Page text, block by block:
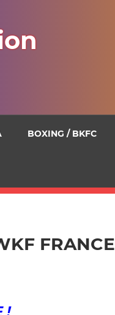
BOXING / BKFC
FRANCE
!